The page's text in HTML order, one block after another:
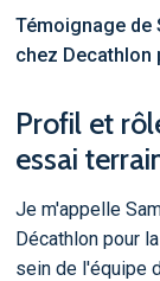
Témoignage de
chez Decathlon
Profil et
essai
Je m'appelle
Décathlon pour
sein de l'équipe